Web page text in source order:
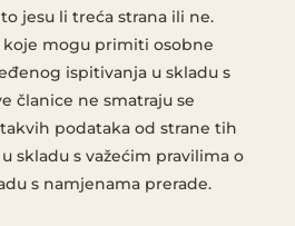
jesu li treća strana ili ne.
mogu primiti osobne
ispitivanja u skladu s
članice ne smatraju se
podataka od strane tih
skladu s važećim pravilima o
s namjenama prerade.